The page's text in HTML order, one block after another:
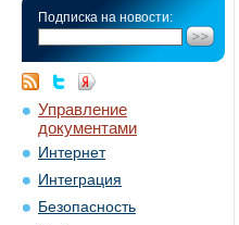
Подписка на новости:
Управление
документами
Интернет
Интеграция
Безопасность